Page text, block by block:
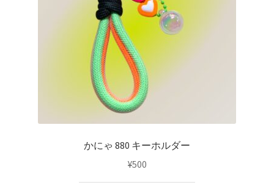
かにゃ 880 キーホルダー
¥500